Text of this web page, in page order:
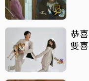
恭
雙